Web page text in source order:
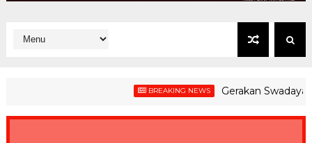
BREAKING NEWS Gerakan Swadaya